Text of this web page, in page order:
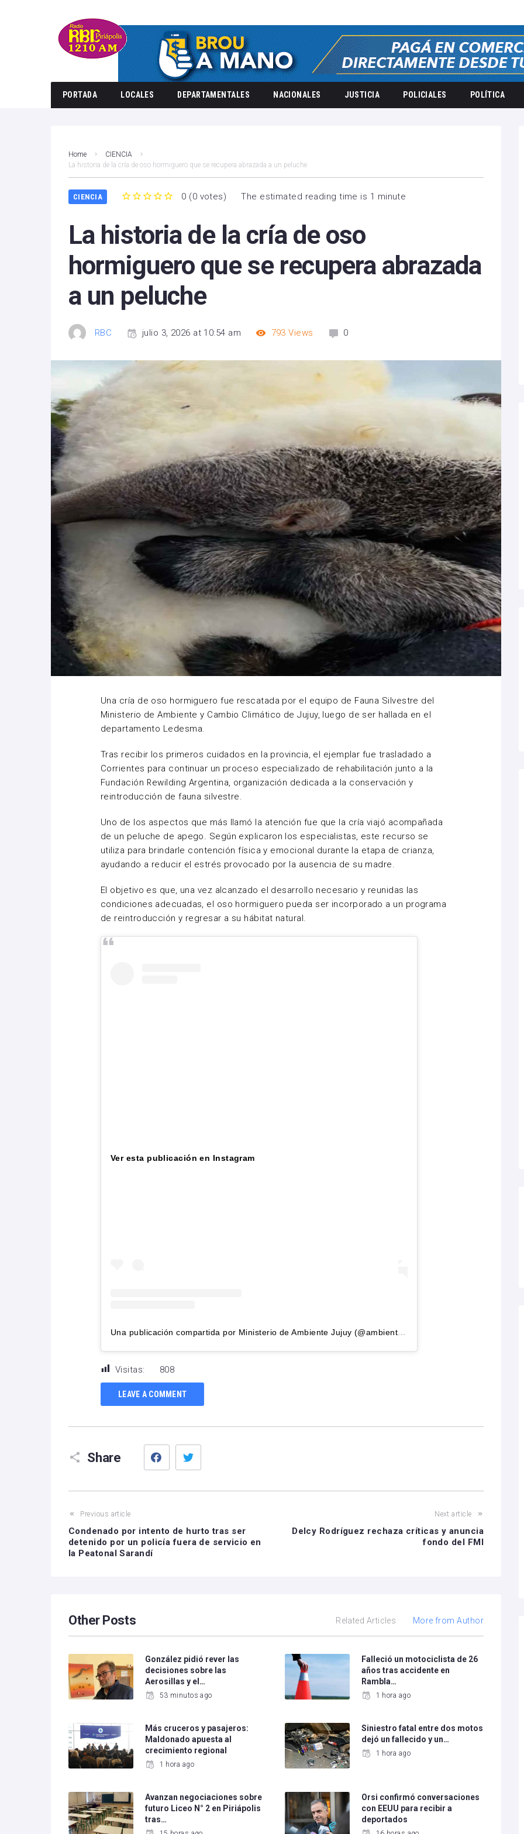
PORTADA LOCALES DEPARTAMENTALES NACIONALES JUSTICIA POLICIALES POLÍTICA
Home
CIENCIA
La historia de la cría de oso hormiguero que se recupera abrazada a un peluche
CIENCIA 0 (0 votes) The estimated reading time is 1 minute
La historia de la cría de oso
hormiguero que se recupera abrazada
a un peluche
RBC julio 3, 2026 at 10:54 am 793 Views 0
Una cría de oso hormiguero fue rescatada por el equipo de Fauna Silvestre del
Ministerio de Ambiente y Cambio Climático de Jujuy, luego de ser hallada en el
departamento Ledesma.
Tras recibir los primeros cuidados en la provincia, el ejemplar fue trasladado a
Corrientes para continuar un proceso especializado de rehabilitación junto a la
Fundación Rewilding Argentina, organización dedicada a la conservación y
reintroducción de fauna silvestre.
Uno de los aspectos que más llamó la atención fue que la cría viajó acompañada
de un peluche de apego. Según explicaron los especialistas, este recurso se
utiliza para brindarle contención física y emocional durante la etapa de crianza,
ayudando a reducir el estrés provocado por la ausencia de su madre.
El objetivo es que, una vez alcanzado el desarrollo necesario y reunidas las
condiciones adecuadas, el oso hormiguero pueda ser incorporado a un programa
de reintroducción y regresar a su hábitat natural.
Ver esta publicación en Instagram
Una publicación compartida por Ministerio de Ambiente Jujuy (@ambientejujuy)
Visitas: 808
LEAVE A COMMENT
Share
Facebook
Previous article
Condenado por intento de hurto tras ser
detenido por un policía fuera de servicio en
la Peatonal Sarandí
Next article
Delcy Rodríguez rechaza críticas y anuncia
fondo del FMI
Other Posts Related Articles More from Author
González pidió rever las
decisiones sobre las
Aerosillas y el…
53 minutos ago
Falleció un motociclista de 26
años tras accidente en
Rambla…
1 hora ago
Más cruceros y pasajeros:
Maldonado apuesta al
crecimiento regional
1 hora ago
Siniestro fatal entre dos motos
dejó un fallecido y un…
1 hora ago
Avanzan negociaciones sobre
futuro Liceo N° 2 en Piriápolis
tras…
Orsi confirmó conversaciones
con EEUU para recibir a
deportados